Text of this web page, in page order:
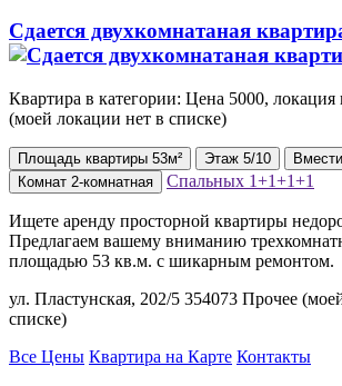
Сдается двухкомнатаная
Квартира в категории: Цена 5000,
(моей локации нет в списке)
Площадь квартиры 53м² Этаж 5/10
Комнат 2-комнатная Спальных 1+1+1+1
Ищете аренду просторной квартиры
Предлагаем вашему вниманию
площадью 53 кв.м. с шикарным ремонтом.
ул. Пластунская, 202/5 354073 Прочее
списке)
Все Цены Квартира на Карте Контакты